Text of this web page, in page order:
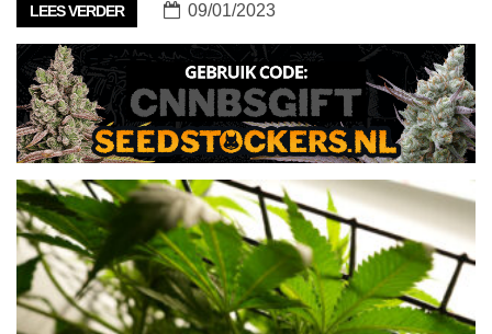
LEES VERDER 09/01/2023